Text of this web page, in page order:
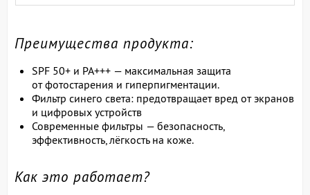
Преимущества продукта:
SPF 50+ и PA+++ — максимальная защита
от фотостарения и гиперпигментации.
Фильтр синего света: предотвращает вред от экранов
и цифровых устройств
Современные фильтры — безопасность,
эффективность, лёгкость на коже.
Как это работает?